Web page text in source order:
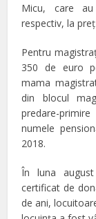
Micu, care
respectiv, la
Pentru
350 de euro
mama
din blocul
predare-
numele
2018.
În luna
certificat de
de ani,